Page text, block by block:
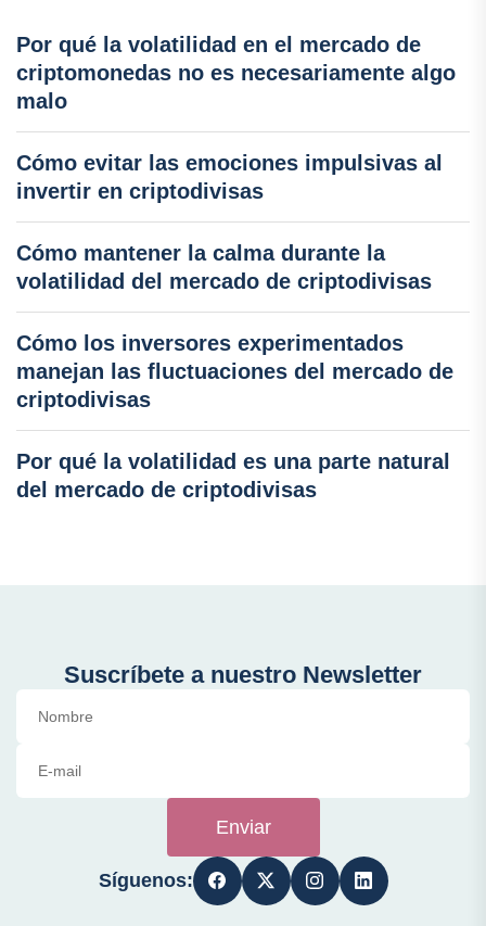
Por qué la volatilidad en el mercado de
criptomonedas no es necesariamente algo
malo
Cómo evitar las emociones impulsivas al
invertir en criptodivisas
Cómo mantener la calma durante la
volatilidad del mercado de criptodivisas
Cómo los inversores experimentados
manejan las fluctuaciones del mercado de
criptodivisas
Por qué la volatilidad es una parte natural
del mercado de criptodivisas
Suscríbete a nuestro Newsletter
Enviar
Síguenos: